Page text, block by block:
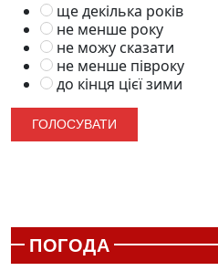
ще декілька років
не менше року
не можу сказати
не менше півроку
до кінця цієї зими
ПОГОДА